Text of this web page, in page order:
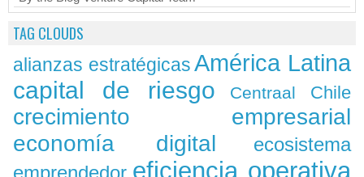
TAG CLOUDS
alianzas estratégicas América Latina
capital de riesgo Centraal Chile
crecimiento empresarial
economía digital
ecosistema
eficiencia operativa